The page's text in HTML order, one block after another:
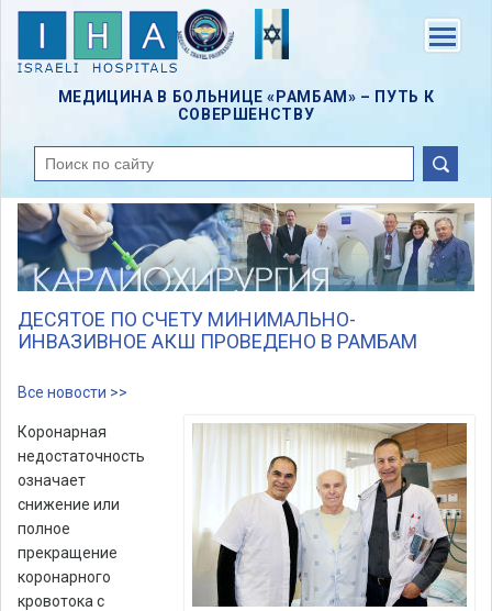
Skip
content
МЕДИЦИНА В БОЛЬНИЦЕ «РАМБАМ» – ПУТЬ К
СОВЕРШЕНСТВУ
поиск
ДЕСЯТОЕ ПО СЧЕТУ МИНИМАЛЬНО-
ИНВАЗИВНОЕ АКШ ПРОВЕДЕНО В РАМБАМ
Все новости >>
Коронарная
недостаточность
означает
снижение или
полное
прекращение
коронарного
кровотока с